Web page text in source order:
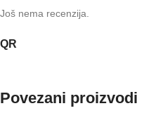
Još nema recenzija.
QR
Povezani proizvodi